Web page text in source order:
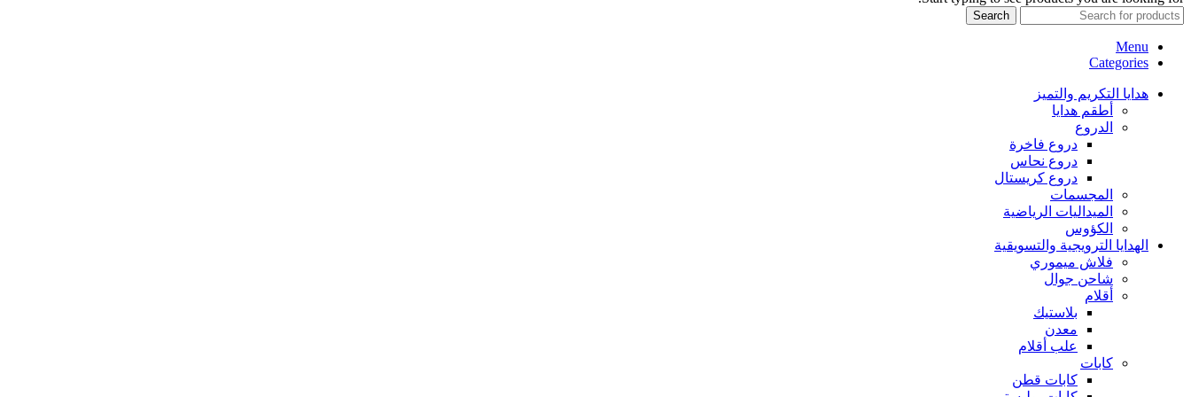
Search
Menu
Categories
هدايا التكريم والتميز
أطقم هدايا
الدروع
دروع فاخرة
دروع نحاس
دروع كريستال
المجسمات
الميداليات الرياضية
الكؤوس
الهدايا الترويجية والتسويقية
فلاش ميموري
شاحن جوال
أقلام
بلاستيك
معدن
علب أقلام
كابات
كابات قطن